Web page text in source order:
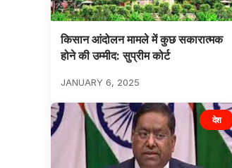
किसान आंदोलन मामले में कुछ सकारात्मक
होने की उम्मीद: सुप्रीम कोर्ट
JANUARY 6, 2025
देश